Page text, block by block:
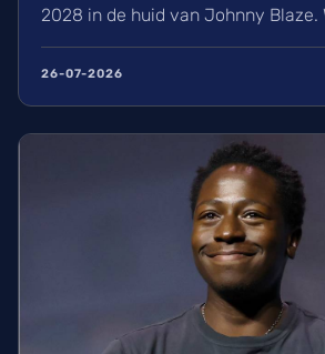
2028 in de huid van Johnny Blaze.
eindelijk in het MCU te zien
26-07-2026